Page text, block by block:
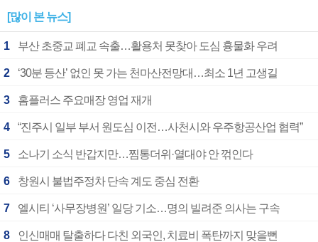
[많이 본 뉴스]
1 부산 초중교 폐교 속출…활용처 못찾아 도심 흉물화 우려
2 ‘30분 등산’ 없인 못 가는 천마산전망대…최소 1년 고생길
3 홈플러스 주요매장 영업 재개
4 “진주시 일부 부서 원도심 이전…사천시와 우주항공산업 협력”
5 소나기 소식 반갑지만…찜통더위·열대야 안 꺾인다
6 창원시 불법주정차 단속 계도 중심 전환
7 엘시티 ‘사무장병원’ 일당 기소…명의 빌려준 의사는 구속
8 인신매매 탈출하다 다친 외국인, 치료비 폭탄까지 맞을뻔